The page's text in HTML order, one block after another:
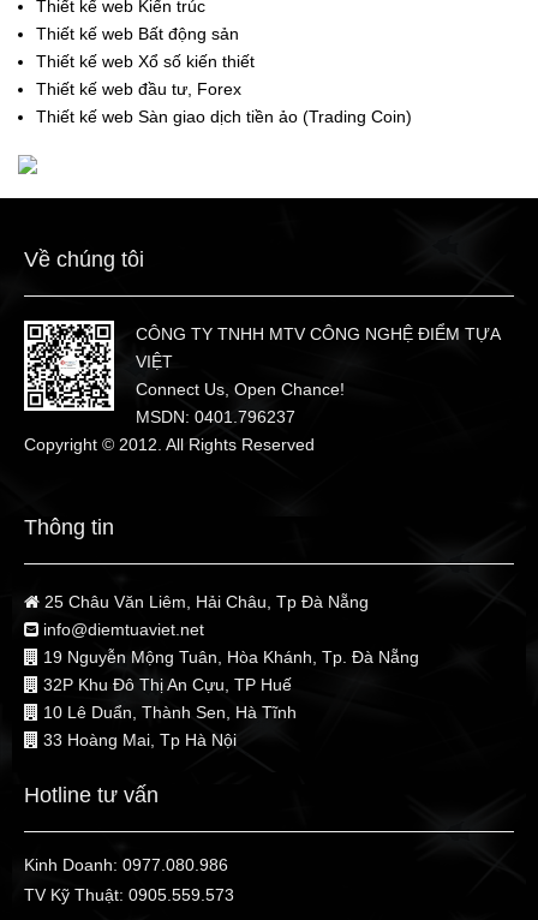
Thiết kế web Kiến trúc
Thiết kế web Bất động sản
Thiết kế web Xổ số kiến thiết
Thiết kế web đầu tư, Forex
Thiết kế web Sàn giao dịch tiền ảo (Trading Coin)
Về chúng tôi
CÔNG TY TNHH MTV CÔNG NGHỆ ĐIỂM TỰA
VIỆT
Connect Us, Open Chance!
MSDN: 0401.796237
Copyright © 2012. All Rights Reserved
Thông tin
25 Châu Văn Liêm, Hải Châu, Tp Đà Nẵng
info@diemtuaviet.net
19 Nguyễn Mộng Tuân, Hòa Khánh, Tp. Đà Nẵng
32P Khu Đô Thị An Cựu, TP Huế
10 Lê Duẩn, Thành Sen, Hà Tĩnh
33 Hoàng Mai, Tp Hà Nội
Hotline tư vấn
Kinh Doanh: 0977.080.986
TV Kỹ Thuật: 0905.559.573